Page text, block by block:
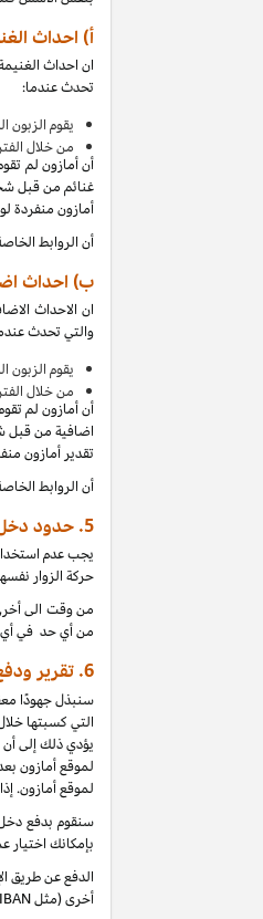
أ) احداث
ان احداث
تحدث عندما:
يقوم
منخلال
أن أمازون لم
غنائم من قبل
أمازون منفردة
أن الروابط
ب) احداث
ان الاحداث
والتي تحدث
يقوم
منخلال
أن أمازون لم
اضافية من قبل
تقدير أمازون
أن الروابط
5. حدود
يجب عدم
حركة الزوار
من وقت الى
من أي حد في أي
6. تقرير
سنبذل جهودًا
التي كسبتها
يؤدي ذلك إلى
لموقع أمازون.
بإمكانك
الدفع عن طريق
أخرى (مثلIBAN